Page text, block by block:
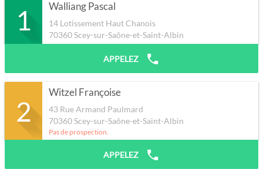
1 Walliang Pascal
14 Lotissement Haut Chanois
70360Scey-sur-Saône-et-Saint-Albin
APPELEZ
2
Witzel Françoise
43 Rue Armand Paulmard
70360Scey-sur-Saône-et-Saint-Albin
Pas de prospection.
APPELEZ